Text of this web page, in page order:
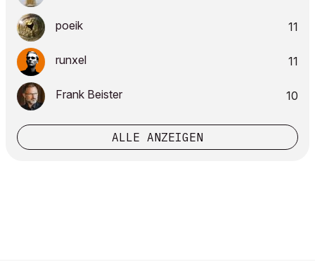
poeik 11
runxel 11
Frank Beister 10
ALLE ANZEIGEN